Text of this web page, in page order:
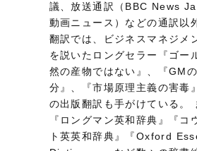
議、放送通訳（BBC News
動画ニュース）などの通訳以
翻訳では、ビジネスマネジメ
を説いたロングセラー『ゴー
然の産物ではない』、『GM
分』、『市場原理主義の害毒
の出版翻訳も手がけている。
『ロングマン英和辞典』『コ
ト英英和辞典』『Oxford